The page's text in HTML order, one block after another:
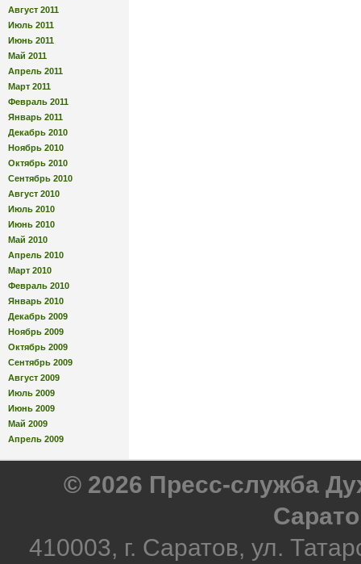
Август 2011
Июль 2011
Июнь 2011
Май 2011
Апрель 2011
Март 2011
Февраль 2011
Январь 2011
Декабрь 2010
Ноябрь 2010
Октябрь 2010
Сентябрь 2010
Август 2010
Июль 2010
Июнь 2010
Май 2010
Апрель 2010
Март 2010
Февраль 2010
Январь 2010
Декабрь 2009
Ноябрь 2009
Октябрь 2009
Сентябрь 2009
Август 2009
Июль 2009
Июнь 2009
Май 2009
Апрель 2009
© 2026 Пресс-служба
410003, г. Саратов, ул.